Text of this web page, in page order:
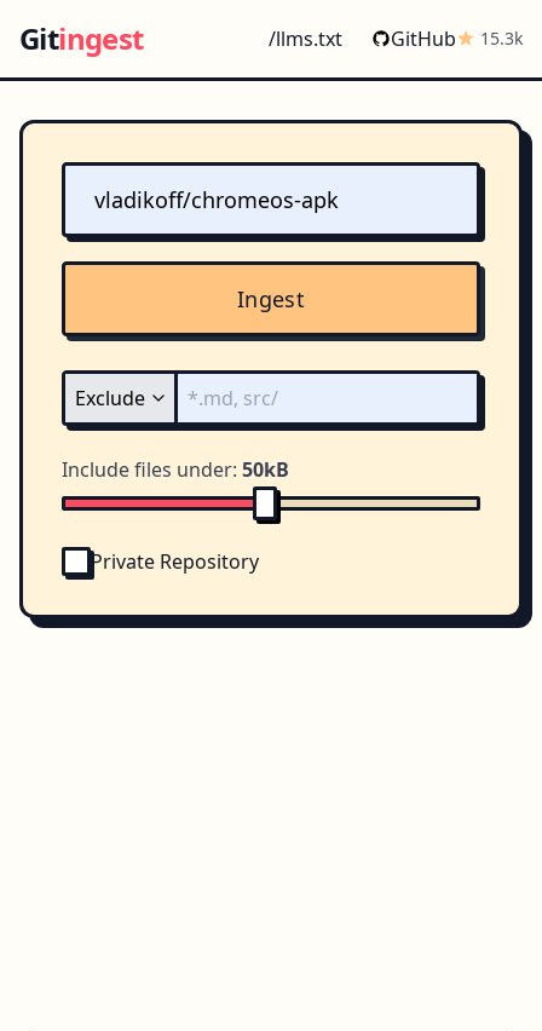
Gitingest /llms.txt GitHub 15.3k
Ingest
Include files under: 50kB
Private Repository